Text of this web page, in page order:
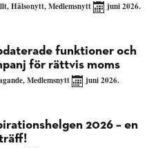
,Hälsonytt,Medlemsnytt juni 2026.
funktioner och
för rättvis moms
,Medlemsnytt juni 2026.
2026 – en